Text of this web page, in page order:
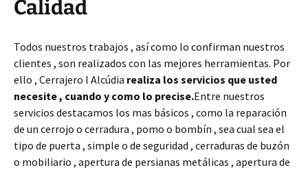
Calidad
Todos nuestros trabajos , así como lo confirman nuestros
clientes , son realizados con las mejores herramientas. Por
ello , Cerrajero l Alcúdia realiza los servicios que usted
necesite , cuando y como lo precise.Entre nuestros
servicios destacamos los mas básicos , como la reparación
de un cerrojo o cerradura , pomo o bombín , sea cual sea el
tipo de puerta , simple o de seguridad , cerraduras de buzón
o mobiliario , apertura de persianas metálicas , apertura de